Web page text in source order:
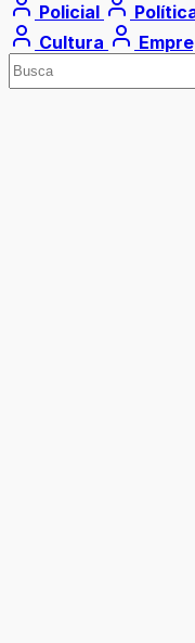
Policial
Cultura